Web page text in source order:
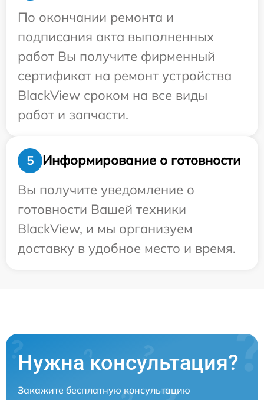
По окончании ремонта и
подписания акта выполненных
работ Вы получите фирменный
сертификат на ремонт устройства
BlackView сроком на все виды
работ и запчасти.
5
Информирование о готовности
Вы получите уведомление о
готовности Вашей техники
BlackView, и мы организуем
доставку в удобное место и время.
Нужна консультация?
Закажите бесплатную консультацию